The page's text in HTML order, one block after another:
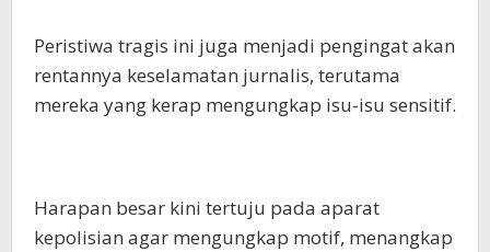
Peristiwa tragis ini juga menjadi pengingat akan
rentannya keselamatan jurnalis, terutama
mereka yang kerap mengungkap isu-isu sensitif.
Harapan besar kini tertuju pada aparat
kepolisian agar mengungkap motif, menangkap